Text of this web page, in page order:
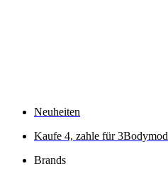
Neuheiten
Kaufe 4, zahle für 3
Brands